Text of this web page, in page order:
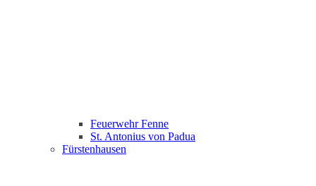
Feuerwehr Fenne
St. Antonius von Padua
Fürstenhausen